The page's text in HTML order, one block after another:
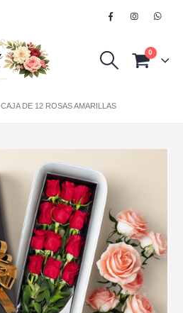
0
CAJA DE 12 ROSAS AMARILLAS